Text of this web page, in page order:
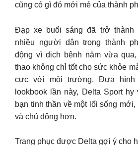
cũng có gì đó mới mẻ của thành
Đạp xe buổi sáng đã trở thành
nhiều người dân trong thành
động vì dịch bệnh năm vừa
thao không chỉ tốt cho sức khỏe
cực với môi trường. Đưa hình
lookbook lần này, Delta Sport hy
bạn tinh thần về một lối sống
và chủ động hơn.
Trang phục được Delta gợi ý cho